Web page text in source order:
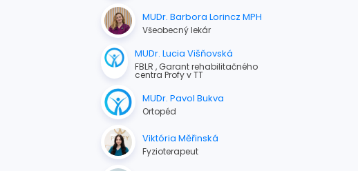
MUDr. Barbora Lorincz MPH
Všeobecný lekár
MUDr. Lucia Višňovská
FBLR , Garant rehabilitačného
centra Profy v TT
MUDr. Pavol Bukva
Ortopéd
Viktória Měřinská
Fyzioterapeut